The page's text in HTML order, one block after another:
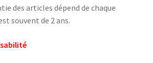
des articles dépend de chaque
souvent de 2 ans.